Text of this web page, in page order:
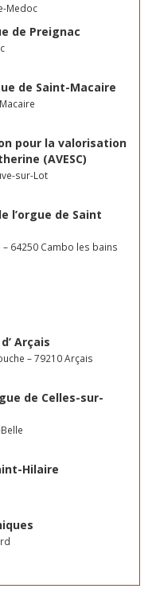
Medoc
de Preignac
de Saint-Macaire
pour la valorisation
(AVESC)
sur-Lot
l’orgue de Saint
64250 Cambo les bains
Arçais
– 79210 Arçais
de Celles-sur-
Hilaire